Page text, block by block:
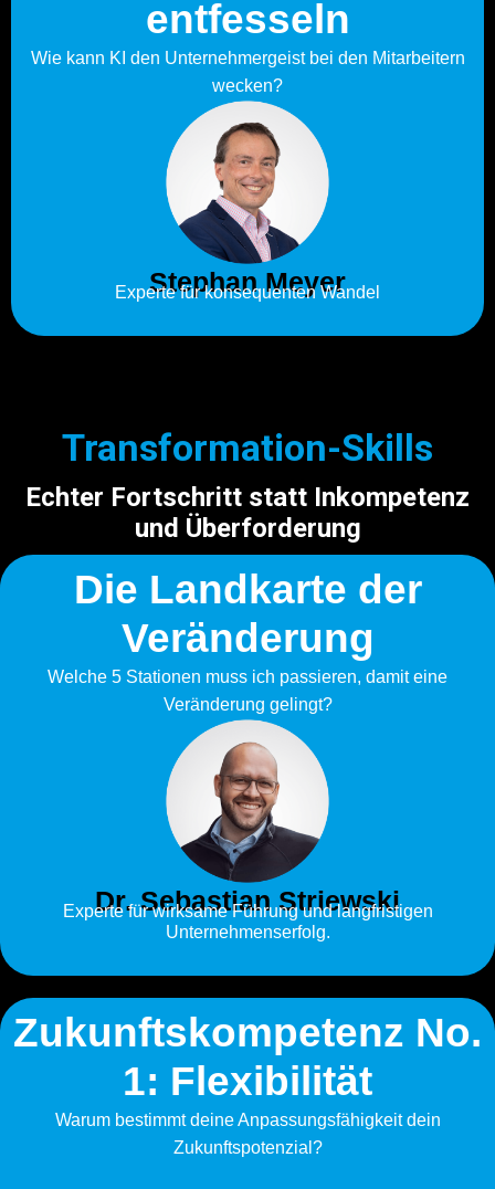
entfesseln
Wie kann KI den Unternehmergeist bei den Mitarbeitern
wecken?
Stephan Meyer
Experte für konsequenten Wandel
Transformation-Skills
Echter Fortschritt statt Inkompetenz
und Überforderung
Die Landkarte der
Veränderung
Welche 5 Stationen muss ich passieren, damit eine
Veränderung gelingt?
Dr. Sebastian Striewski
Experte für wirksame Führung und langfristigen
Unternehmenserfolg.
Zukunftskompetenz No.
1: Flexibilität
Warum bestimmt deine Anpassungsfähigkeit dein
Zukunftspotenzial?